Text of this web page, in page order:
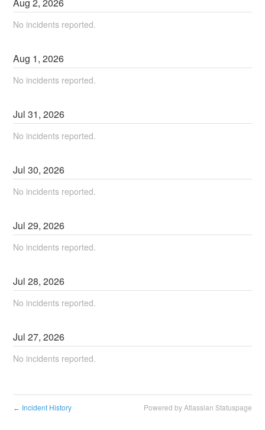
Aug2,2026
No incidents reported.
Aug 1,2026
No incidents reported.
Jul31,2026
No incidents reported.
Jul30,2026
No incidents reported.
Jul29,2026
No incidents reported.
Jul28,2026
No incidents reported.
Jul27,2026
No incidents reported.
← Incident History Powered by Atlassian Statuspage